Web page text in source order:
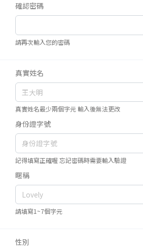
確認密碼
請再次輸入您的密碼
真實姓名
真實姓名最少兩個字元 輸入後無法更改
身份證字號
記得填寫正確喔 忘記密碼時需要輸入驗證
暱稱
請填寫1~7個字元
性別